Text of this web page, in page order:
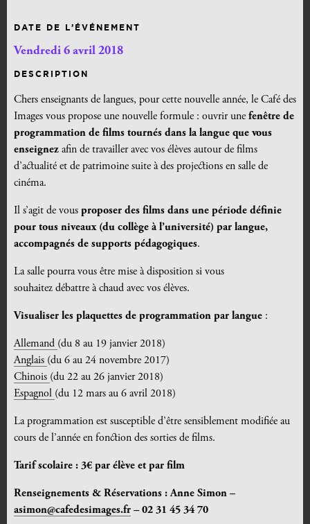
DATE DE L’ÉVÉNEMENT
Vendredi 6 avril 2018
DESCRIPTION
Chers enseignants de langues, pour cette nouvelle année, le Café des
Images vous propose une nouvelle formule : ouvrir une fenêtre de
programmation de films tournés dans la langue que vous
enseignez afin de travailler avec vos élèves autour de films
d’actualité et de patrimoine suite à des projections en salle de
cinéma.
Il s’agit de vous proposer des films dans une période définie
pour tous niveaux (du collège à l’université) par langue,
accompagnés de supports pédagogiques.
La salle pourra vous être mise à disposition si vous
souhaitez débattre à chaud avec vos élèves.
Visualiser les plaquettes de programmation par langue :
Allemand (du 8 au 19 janvier 2018)
Anglais (du 6 au 24 novembre 2017)
Chinois (du 22 au 26 janvier 2018)
Espagnol (du 12 mars au 6 avril 2018)
La programmation est susceptible d’être sensiblement modifiée au
cours de l’année en fonction des sorties de films.
Tarif scolaire : 3€ par élève et par film
Renseignements & Réservations : Anne Simon –
asimon@cafedesimages.fr – 02 31 45 34 70